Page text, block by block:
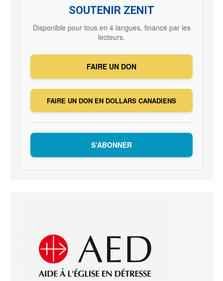
SOUTENIR ZENIT
Disponible pour tous en 4 langues, financé par les
lecteurs.
FAIRE UN DON
FAIRE UN DON EN DOLLARS CANADIENS
S’ABONNER